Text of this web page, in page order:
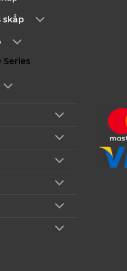
skåp
Series